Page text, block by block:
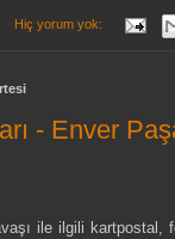
Hiç yorum yok:
- Enver
ile ilgili kartpostal,